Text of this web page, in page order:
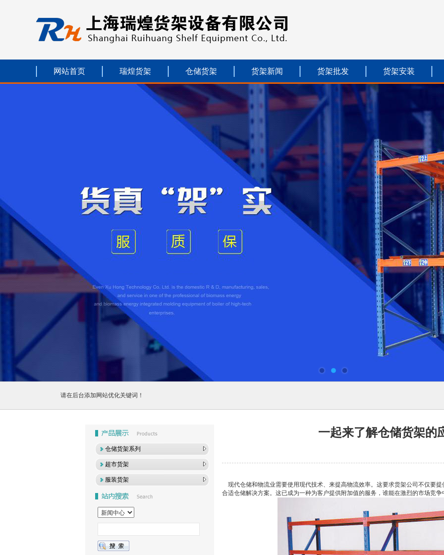
网站首页 瑞煌货架 仓储货架 货架新闻 货架批发 货架安装
1
请在后台添加网站优化关键词！
仓储货架系列
超市货架
服装货架
一起来了解仓储货架的
现代仓储和物流业需要使用现代技术、来提高物流效率。这要求货架公司不仅要
合适仓储解决方案。这已成为一种为客户提供附加值的服务，谁能在激烈的市场竞